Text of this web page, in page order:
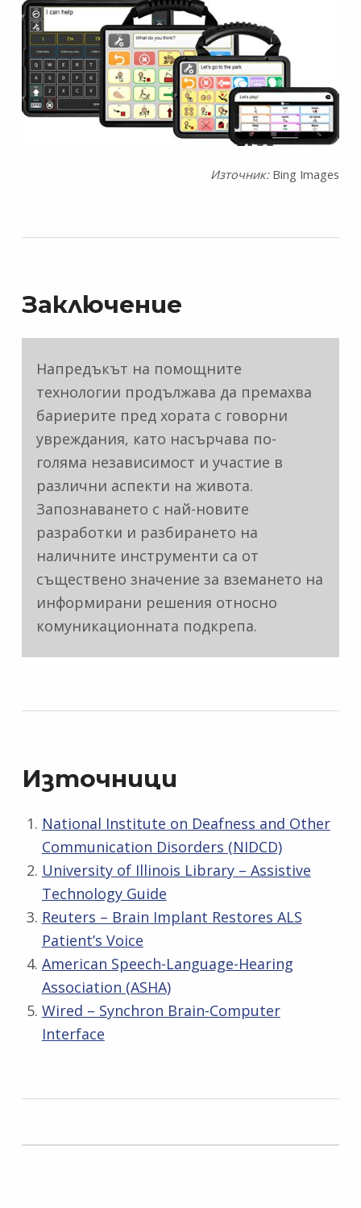
Източник:Bing Images
Заключение
Напредъкът на помощните
технологии продължава да премахва
бариерите пред хората с говорни
увреждания, като насърчава по-
голяма независимост и участие в
различни аспекти на живота.
Запознаването с най-новите
разработки и разбирането на
наличните инструменти са от
съществено значение за вземането на
информирани решения относно
комуникационната подкрепа.
Източници
National Institute on Deafness and Other
Communication Disorders (NIDCD)
University of Illinois Library – Assistive
Technology Guide
Reuters – Brain Implant Restores ALS
Patient’s Voice
American Speech-Language-Hearing
Association (ASHA)
Wired – Synchron Brain-Computer
Interface
Skip back to main navigation